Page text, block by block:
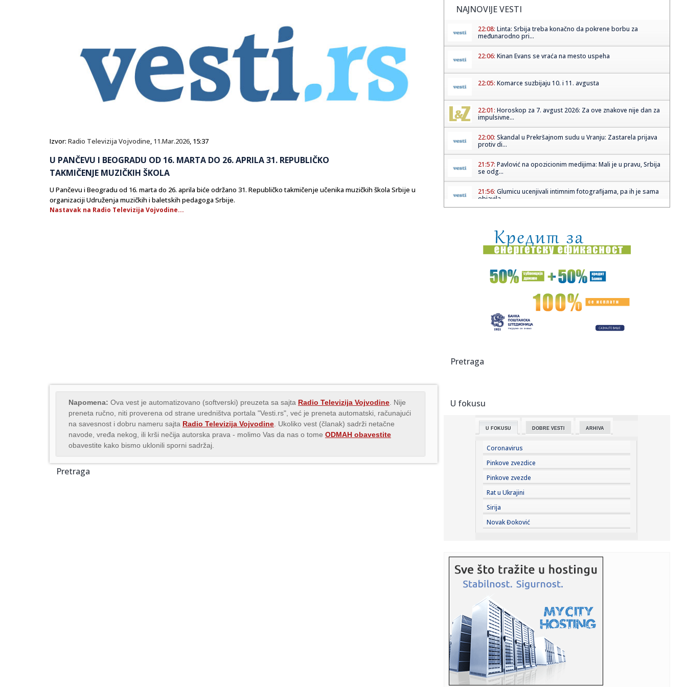
Izvor: Radio Televizija Vojvodine, 11.Mar.2026, 15:37
U PANČEVU I BEOGRADU OD 16. MARTA DO 26. APRILA 31. REPUBLIČKO
TAKMIČENJE MUZIČKIH ŠKOLA
U Pančevu i Beogradu od 16. marta do 26. aprila biće održano 31. Republičko takmičenje učenika muzičkih škola Srbije u
organizaciji Udruženja muzičkih i baletskih pedagoga Srbije.
Nastavak na Radio Televizija Vojvodine...
Napomena: Ova vest je automatizovano (softverski) preuzeta sa sajta Radio Televizija Vojvodine . Nije
preneta ručno, niti proverena od strane uredništva portala "Vesti.rs", već je preneta automatski, računajući
na savesnost i dobru nameru sajta Radio Televizija Vojvodine . Ukoliko vest (članak) sadrži netačne
navode, vređa nekog, ili krši nečija autorska prava - molimo Vas da nas o tome ODMAH obavestite
obavestite kako bismo uklonili sporni sadržaj.
Pretraga
NAJNOVIJE VESTI
22:08: Linta: Srbija treba konačno da pokrene borbu za
međunarodno pri...
22:06: Kinan Evans se vraća na mesto uspeha
22:05: Komarce suzbijaju 10. i 11. avgusta
22:01: Horoskop za 7. avgust 2026: Za ove znakove nije dan za
impulsivne...
22:00: Skandal u Prekršajnom sudu u Vranju: Zastarela prijava
protiv di...
21:57: Pavlović na opozicionim medijima: Mali je u pravu, Srbija
se odg...
21:56: Glumicu ucenjivali intimnim fotografijama, pa ih je sama
objavila...
21:52:"Delije" zovu na Marakanu: "Prepoznajemo momenat"
21:49:Bez struje u petak u Zagužanu
Kineski Luxeed RX izgleda kao kombinacija Ferrari
21:43:Madona i Kajli Minog objavljuju prvu zajedničku pesmu
21:41:
21:40:
Beograd spreman za rat bez rukavica – stižu svetski
21:40:Rijana snima novi album: ASAP Roki otkrio detalje
21:40:Skinula se devojka Bake Praseta: Pokazala savršeno telo
(FOTO)
21:39:HAOS U SALCBURGU: Sudija povukao igrače sa terena,
domaćin se h...
21:32: Tramp brani Hegseta
21:31:
21:25:VIDEO: Test Jeep Compass
21:21:Vučić otkrio o čemu će razgovarati sa Zelenskim: Evropski
put...
21:20:Salah: "Prvi put u životu da sam doživeo ovako nešto"
Pretraga
U fokusu
U FOKUSU DOBRE VESTI ARHIVA
Coronavirus
Pinkove zvezdice
Pinkove zvezde
Rat u Ukrajini
Sirija
Novak Đoković